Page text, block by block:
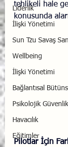
Liderlik
İlişki Yönetimi
Sun Tzu Savaş
Wellbeing
İlişki Yönetimi
Bağlantısal
Psikolojik Güvenlik
Havacılık
Eğitimler
tehlikeli hale
konusunda
Pilotlar İçin